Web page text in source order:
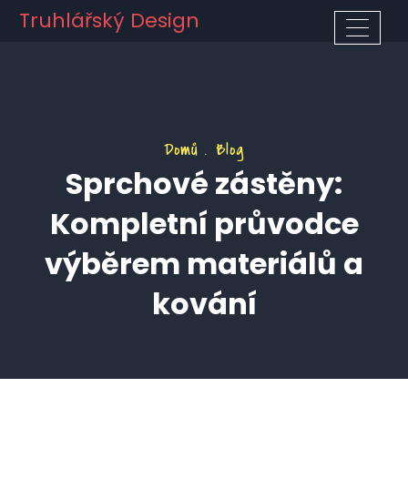
Truhlářský Design
Domů Blog
Sprchové zástěny:
Kompletní průvodce
výběrem materiálů a
kování